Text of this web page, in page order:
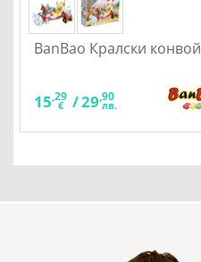
BanBao Кралски конвой
15,29
€ /29,90
лв.